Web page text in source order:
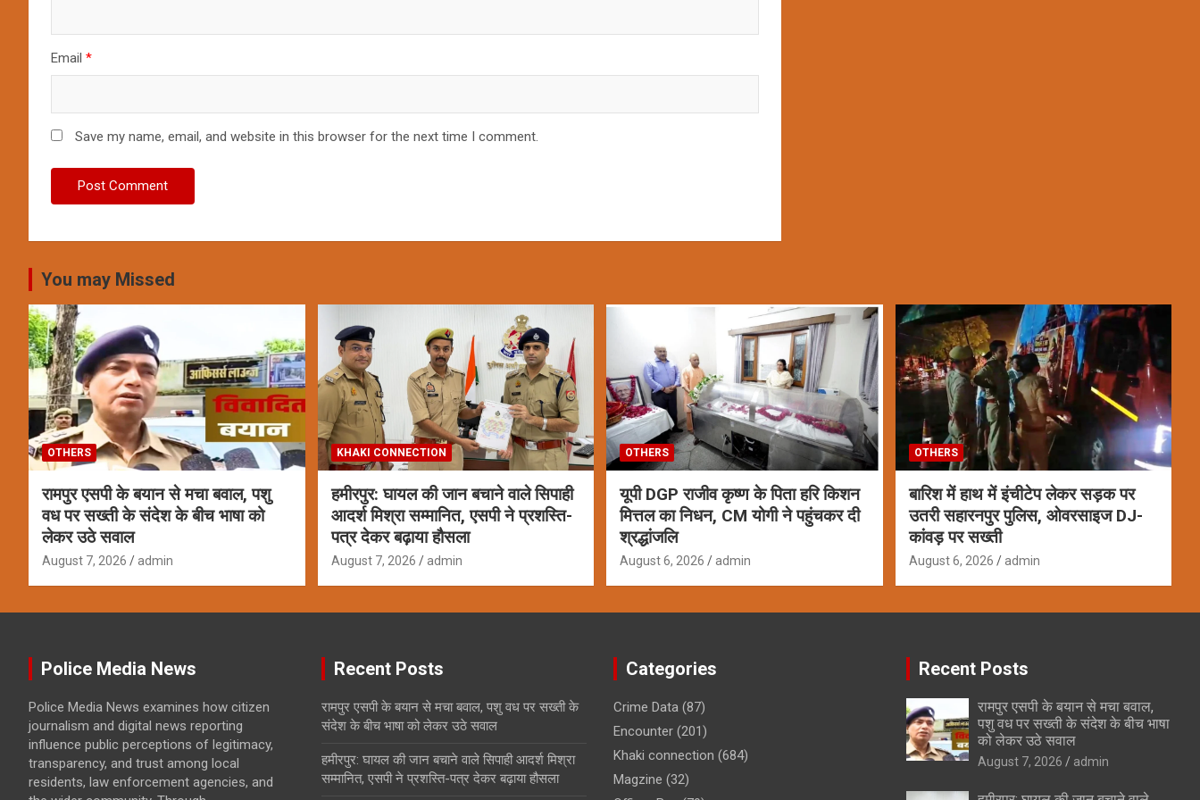
Email *
Save my name, email, and website in this browser for the next time I comment.
You may Missed
OTHERS
रामपुर एसपी के बयान से मचा बवाल, पशु
वध पर सख्ती के संदेश के बीच भाषा को
लेकर उठे सवाल
August 7, 2026 admin
KHAKI CONNECTION
हमीरपुर: घायल की जान बचाने वाले सिपाही
आदर्श मिश्रा सम्मानित, एसपी ने प्रशस्ति-
पत्र देकर बढ़ाया हौसला
August 7, 2026 admin
OTHERS
यूपी DGP राजीव कृष्ण के पिता हरि किशन
मित्तल का निधन, CM योगी ने पहुंचकर दी
श्रद्धांजलि
August 6, 2026 admin
OTHERS
बारिश में हाथ में इंचीटेप लेकर सड़क पर
उतरी सहारनपुर पुलिस, ओवरसाइज DJ-
कांवड़ पर सख्ती
August 6, 2026 admin
Police Media News
Police Media News examines how citizen
journalism and digital news reporting
influence public perceptions of legitimacy,
transparency, and trust among local
residents, law enforcement agencies, and
Recent Posts
रामपुर एसपी के बयान से मचा बवाल, पशु वध पर सख्ती के
संदेश के बीच भाषा को लेकर उठे सवाल
हमीरपुर: घायल की जान बचाने वाले सिपाही आदर्श मिश्रा
सम्मानित, एसपी ने प्रशस्ति-पत्र देकर बढ़ाया हौसला
Categories
Crime Data (87)
Encounter (201)
Khaki connection (684)
Magzine (32)
Recent Posts
रामपुर एसपी के बयान से मचा बवाल,
पशु वध पर सख्ती के संदेश के बीच भाषा
को लेकर उठे सवाल
August 7, 2026 admin